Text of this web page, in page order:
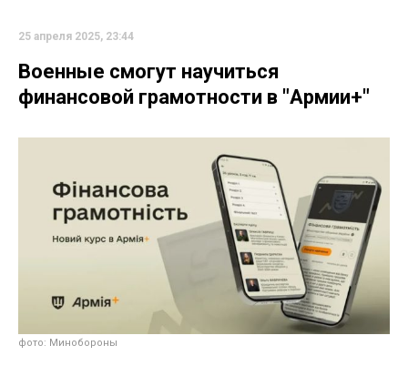
25 апреля 2025, 23:44
Военные смогут научиться
финансовой грамотности в "Армии+"
фото: Минобороны